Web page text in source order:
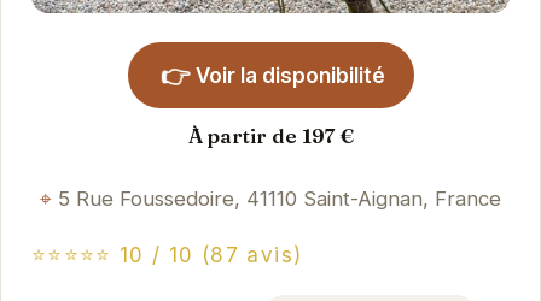
👉 Voir la disponibilité
À partir de 197 €
5 Rue Foussedoire, 41110 Saint-Aignan, France
⭐⭐⭐⭐⭐ 10 / 10 (87 avis)